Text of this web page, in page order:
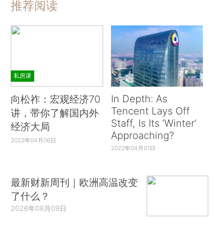
推荐阅读
私房课
向松祚：宏观经济70
讲，带你了解国内外
经济大局
2022年04月06日
In Depth: As
Tencent Lays Off
Staff, Is Its ‘Winter’
Approaching?
2022年04月01日
最新财新周刊｜欧洲高温改变
了什么？
2026年08月09日